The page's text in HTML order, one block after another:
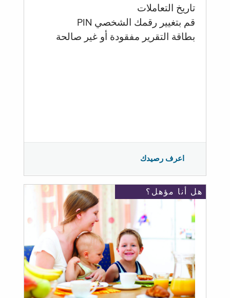
تاريخ التعاملات
قم بتغيير رقمك الشخصي PIN
بطاقة التقرير مفقودة أو غير صالحة
اعرف رصيدك
هل أنا مؤهل؟